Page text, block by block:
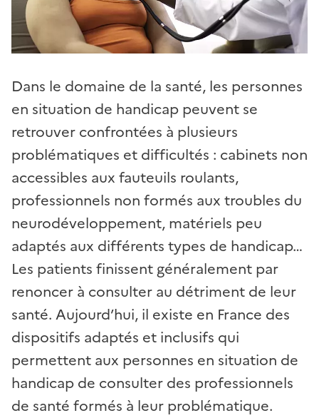
Dans le domaine de la santé, les personnes
en situation de handicap peuvent se
retrouver confrontées à plusieurs
problématiques et difficultés : cabinets non
accessibles aux fauteuils roulants,
professionnels non formés aux troubles du
neurodéveloppement, matériels peu
adaptés aux différents types de handicap…
Les patients finissent généralement par
renoncer à consulter au détriment de leur
santé. Aujourd’hui, il existe en France des
dispositifs adaptés et inclusifs qui
permettent aux personnes en situation de
handicap de consulter des professionnels
de santé formés à leur problématique.